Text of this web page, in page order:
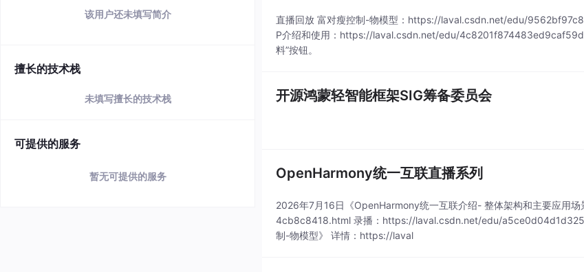
该用户还未填写简介
擅长的技术栈
未填写擅长的技术栈
可提供的服务
暂无可提供的服务
直播回放 富对瘦控制-物模型：https://laval.csdn.net/edu/
P介绍和使用：https://laval.csdn.net/edu/
料”按钮。
开源鸿蒙轻智能框架SIG筹备委员会
OpenHarmony统一互联直播系列
2026年7月16日《OpenHarmony统一互联介绍- 整体架构和主要应
4cb8c8418.html 录播：https://laval.csdn.net/edu/
制-物模型》 详情：https://laval